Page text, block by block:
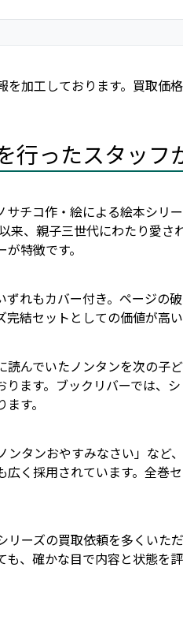
加工しております。買取価
行ったスタッフ
チコ作・絵による絵本シリ
、親子三世代にわたり愛さ
特徴です。
れもカバー付き。ページの
結セットとしての価値が高
んでいたノンタンを次の子
ます。ブックリバーでは、
す。
タンおやすみなさい」など
く採用されています。全巻
ーズの買取依頼を多くいた
、確かな目で内容と状態を評